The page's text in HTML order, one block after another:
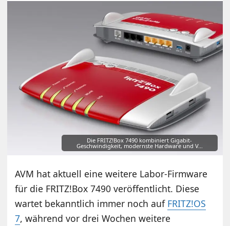
Die FRITZ!Box 7490 kombiniert Gigabit-
Geschwindigkeit, modernste Hardware und V…
AVM hat aktuell eine weitere Labor-Firmware
für die FRITZ!Box 7490 veröffentlicht. Diese
wartet bekanntlich immer noch auf FRITZ!OS
7, während vor drei Wochen weitere